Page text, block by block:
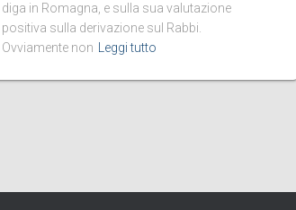
diga in Romagna, e sulla sua valutazione
positiva sulla derivazione sul Rabbi.
Ovviamente non
Leggi tutto